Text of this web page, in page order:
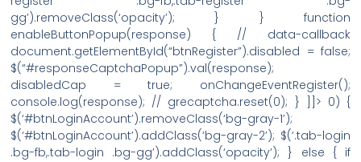
gg’).removeClass(‘opacity’); } } function
enableButtonPopup(response) { // data-callback
document.getElementById(“btnRegister”).disabled = false;
$(“#responseCaptchaPopup”).val(response);
disabledCap = true; onChangeEventRegister();
console.log(response); // grecaptcha.reset(0); } ]]> 0) {
$(‘#btnLoginAccount’).removeClass(‘bg-gray-1’);
$(‘#btnLoginAccount’).addClass(‘bg-gray-2’); $(‘.tab-login
.bg-fb,.tab-login .bg-gg’).addClass(‘opacity’); } else { if